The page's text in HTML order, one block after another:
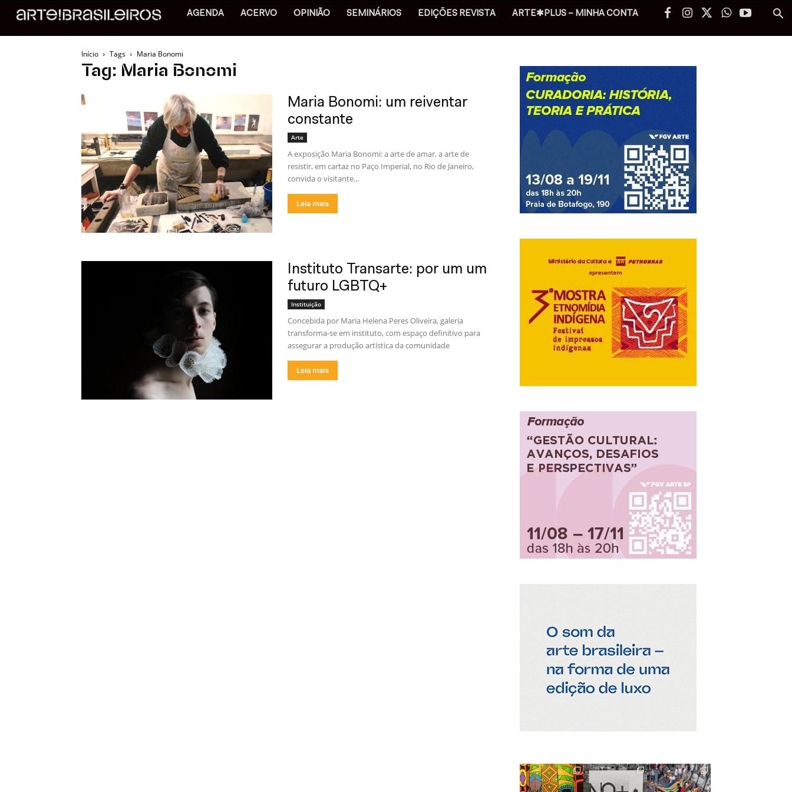
AGENDA ACERVO OPINIÃO SEMINÁRIOS EDIÇÕES REVISTA ARTE✱PLUS – MINHA CONTA
Início Tags Maria Bonomi
Tag: Maria Bonomi
Maria Bonomi: um reiventar
constante
Arte
A exposição Maria Bonomi: a arte de amar, a arte de
resistir, em cartaz no Paço Imperial, no Rio de Janeiro,
convida o visitante...
Leia mais
Instituto Transarte: por um um
futuro LGBTQ+
Instituição
Concebida por Maria Helena Peres Oliveira, galeria
transforma-se em instituto, com espaço definitivo para
assegurar a produção artística da comunidade
Leia mais